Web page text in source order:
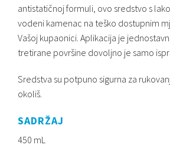
antistatičnoj formuli, ovo sredstvo s
vodeni kamenac na teško dostupnim
Vašoj kupaonici. Aplikacija je
tretirane površine dovoljno je samo
Sredstva su potpuno sigurna za
okoliš.
SADRŽAJ
450 mL